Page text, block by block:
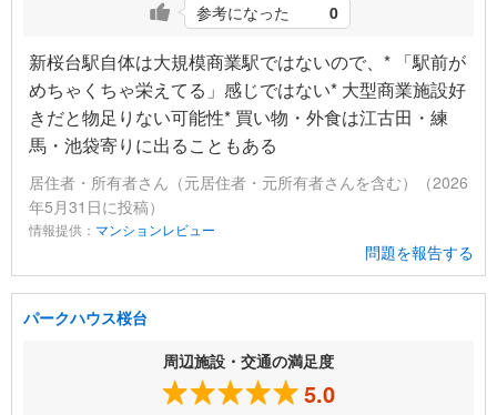
参考になった 0
新桜台駅自体は大規模商業駅ではないので、* 「駅前が
めちゃくちゃ栄えてる」感じではない* 大型商業施設好
きだと物足りない可能性* 買い物・外食は江古田・練
馬・池袋寄りに出ることもある
居住者・所有者さん（元居住者・元所有者さんを含む）（2026
年5月31日に投稿）
情報提供： マンションレビュー
問題を報告する
パークハウス桜台
周辺施設・交通の満足度
5.0